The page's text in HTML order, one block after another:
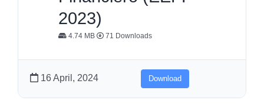
2023)
4.74 MB 71 Downloads
16 April, 2024 Download